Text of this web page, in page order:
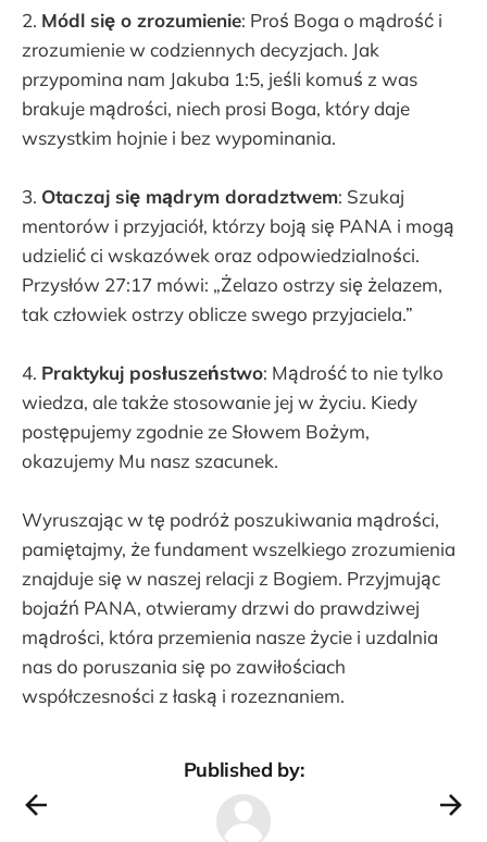
2. Módl się o zrozumienie: Proś Boga o mądrość i
zrozumienie w codziennych decyzjach. Jak
przypomina nam Jakuba 1:5, jeśli komuś z was
brakuje mądrości, niech prosi Boga, który daje
wszystkim hojnie i bez wypominania.
3. Otaczaj się mądrym doradztwem: Szukaj
mentorów i przyjaciół, którzy boją się PANA i mogą
udzielić ci wskazówek oraz odpowiedzialności.
Przysłów 27:17 mówi: „Żelazo ostrzy się żelazem,
tak człowiek ostrzy oblicze swego przyjaciela.”
4. Praktykuj posłuszeństwo: Mądrość to nie tylko
wiedza, ale także stosowanie jej w życiu. Kiedy
postępujemy zgodnie ze Słowem Bożym,
okazujemy Mu nasz szacunek.
Wyruszając w tę podróż poszukiwania mądrości,
pamiętajmy, że fundament wszelkiego zrozumienia
znajduje się w naszej relacji z Bogiem. Przyjmując
bojaźń PANA, otwieramy drzwi do prawdziwej
mądrości, która przemienia nasze życie i uzdalnia
nas do poruszania się po zawiłościach
współczesności z łaską i rozeznaniem.
Published by: